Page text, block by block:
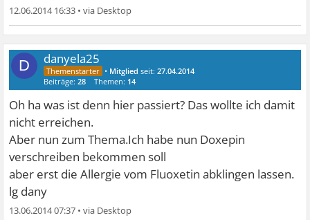
12.06.2014 16:33 •
D danyela25
• Mitglied seit:27.04.2014
Beiträge:28 Themen: 14
Oh ha was ist denn hier passiert? Das wollte ich damit
nicht erreichen.
Aber nun zum Thema.Ich habe nun Doxepin
verschreiben bekommen soll
aber erst die Allergie vom Fluoxetin abklingen lassen.
lg dany
13.06.2014 07:37 •